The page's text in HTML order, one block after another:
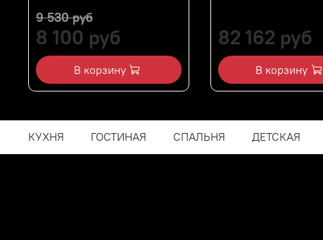
9 530 руб
8 100 руб
В корзину
82 162 руб
В корзину
КУХНЯ ГОСТИНАЯ СПАЛЬНЯ ДЕТСКАЯ